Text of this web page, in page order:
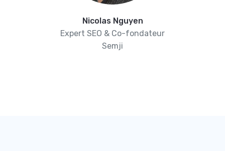
Nicolas Nguyen
Expert SEO & Co-fondateur
Semji